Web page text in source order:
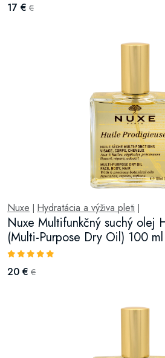
17 € €
Nuxe Hydratácia a výživa pleti
Nuxe Multifunkčný suchý olej
(Multi-Purpose Dry Oil) 100 ml
20 € €